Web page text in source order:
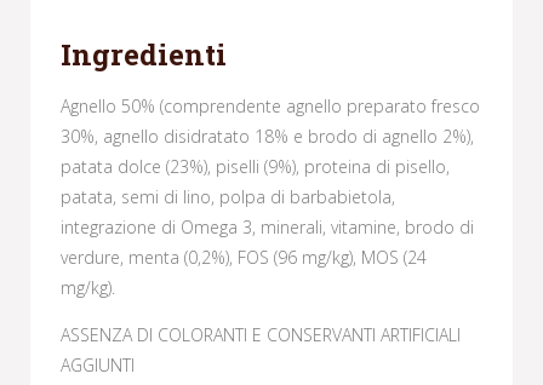
Ingredienti
Agnello 50% (comprendente agnello preparato fresco
30%, agnello disidratato 18% e brodo di agnello 2%),
patata dolce (23%), piselli (9%), proteina di pisello,
patata, semi di lino, polpa di barbabietola,
integrazione di Omega 3, minerali, vitamine, brodo di
verdure, menta (0,2%), FOS (96 mg/kg), MOS (24
mg/kg).
ASSENZA DI COLORANTI E CONSERVANTI ARTIFICIALI
AGGIUNTI